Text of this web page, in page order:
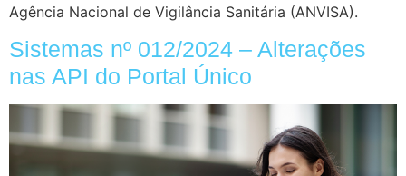
Agência Nacional de Vigilância Sanitária (ANVISA).
Sistemas nº 012/2024 – Alterações
nas API do Portal Único